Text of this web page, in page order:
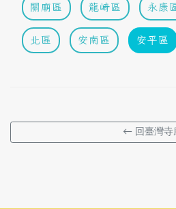
關廟區 龍崎區 永康
北區 安南區 安平區
← 回臺灣寺